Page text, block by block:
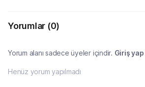
Yorumlar (0)
Yorum alanı sadece üyeler içindir. Giriş yap
Henüz yorum yapılmadı